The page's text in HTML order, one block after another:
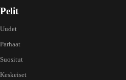
Pelit
Uudet
Parhaat
Suositut
Keskeiset